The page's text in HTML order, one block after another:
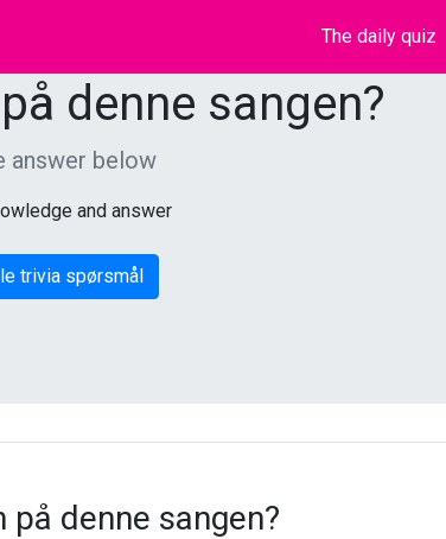
The daily quiz
denne sangen?
answer below
and answer
trivia spørsmål
denne sangen?